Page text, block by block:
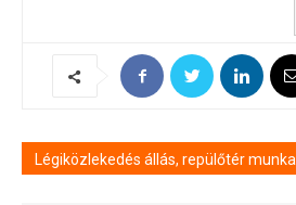
Légiközlekedés állás, repülőtér munka